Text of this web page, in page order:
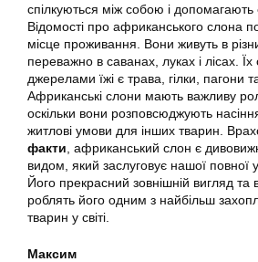
спілкуються між собою і
Відомості про африканського слона
місце проживання. Вони живуть в
переважно в саванах, луках і лісах.
джерелами їжі є трава, гілки, пагони
Африканські слони мають важливу
оскільки вони розповсюджують
житлові умови для інших тварин.
факти , африканський слон є
видом, який заслуговує нашої повної
Його прекрасний зовнішній вигляд
роблять його одним з найбільш
тварин у світі.
Максим